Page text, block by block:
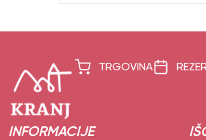
TRGOVINA
INFORMACIJE